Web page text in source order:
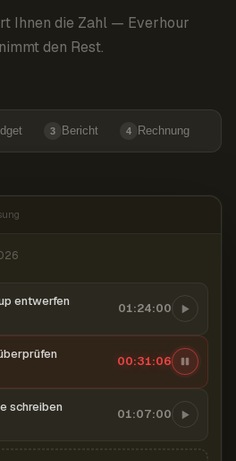
Ihnen die Zahl — Everhour
den Rest.
3 Bericht 4 Rechnung
entwerfen 01:24:00
00:31:07
schreiben 01:07:00